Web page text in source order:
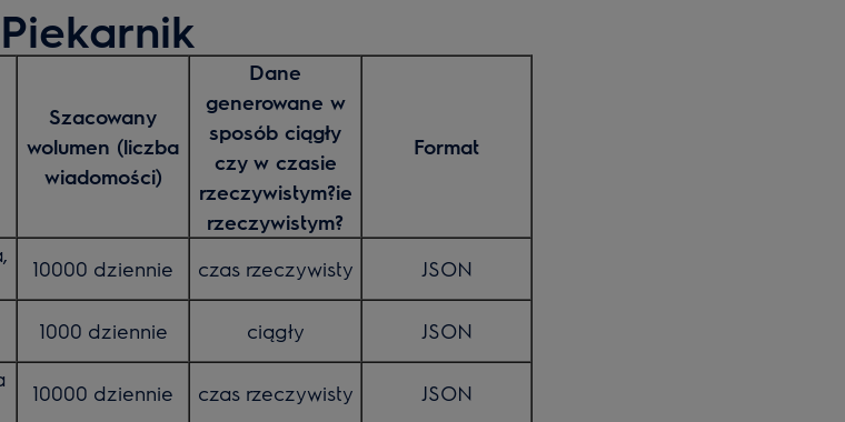
Piekarnik
Szacowany
wolumen (liczba
wiadomości)
Dane
generowane w
sposób ciągły
czy w czasie
rzeczywistym?ie
rzeczywistym?
Format
10000 dziennie czas rzeczywisty
JSON
1000 dziennie ciągły JSON
10000 dziennie czas rzeczywisty JSON